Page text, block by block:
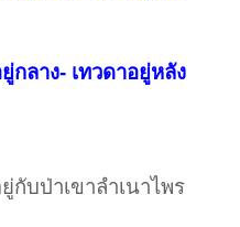
ลาง- เทวดาอยู่หลัง
บป่าเขาลำเนาไพร